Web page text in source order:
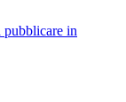
pubblicare in